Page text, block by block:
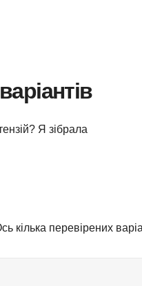
Я зібрала
кілька перевірених